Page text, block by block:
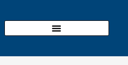
LA
place